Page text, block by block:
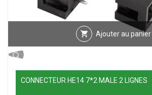
Ajouter au panier
CONNECTEUR HE14 7*2 MALE 2 LIGNES